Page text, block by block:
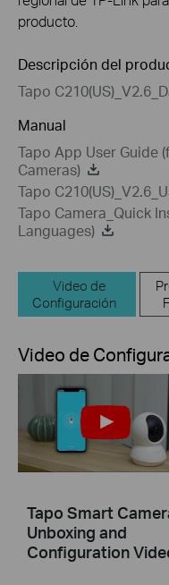
producto.
Descripción del
Tapo
Manual
Tapo App User Guide
Cameras)
Tapo
Tapo Camera_Quick
Languages)
Video de
Configuración
Video de
Tapo Smart
Unboxing and
Configuration